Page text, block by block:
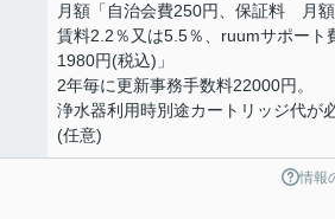
月額「自治会費250円、保証料 月
賃料2.2％又は5.5％、ruumサポート
1980円(税込)」
2年毎に更新事務手数料22000円。
浄水器利用時別途カートリッジ代が
(任意)
情報